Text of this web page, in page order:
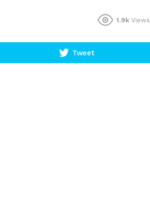
1.9k Views
Tweet